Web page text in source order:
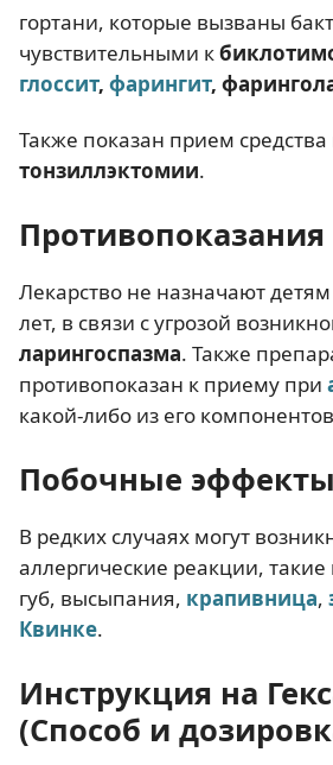
гортани, которые вызваны
чувствительными к
глоссит, фарингит,
Также показан прием средства
тонзиллэктомии.
Противопоказания
Лекарство не назначают
лет, в связи с угрозой
ларингоспазма. Также
противопоказан к приему при
какой-либо из его
Побочные эффекты
В редких случаях могут
аллергические реакции, такие
губ, высыпания, крапивница,
Квинке.
Инструкция на
(Способ и